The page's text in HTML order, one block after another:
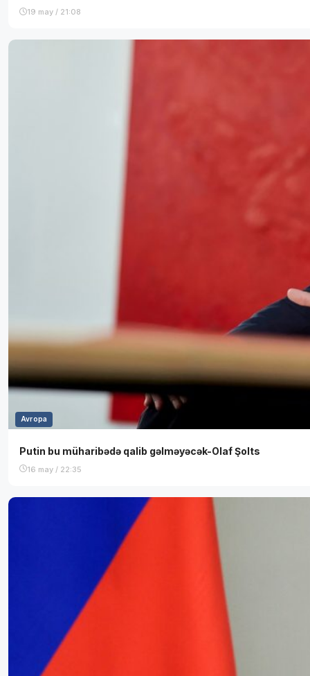
19 may / 21:08
Avropa
Putin bu müharibədə qalib gəlməyəcək-Olaf Şolts
16 may / 22:35